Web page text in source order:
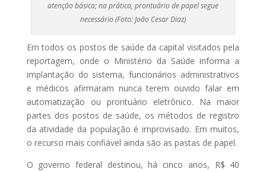
atenção básica; na prática, prontuário de papel segue
necessário (Foto: João Cesar Diaz)
Em todos os postos de saúde da capital visitados pela
reportagem, onde o Ministério da Saúde informa a
implantação do sistema, funcionários administrativos
e médicos afirmaram nunca terem ouvido falar em
automatização ou prontuário eletrônico. Na maior
partes dos postos de saúde, os métodos de registro
da atividade da população é improvisado. Em muitos,
o recurso mais confiável ainda são as pastas de papel.
O governo federal destinou, há cinco anos, R$ 40